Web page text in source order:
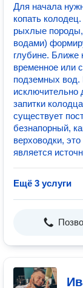
Для начала
копать
рыхлые
водами)
глубине. Ближе
временное или
подземных вод.
исключительно
запитки
существует
безнапорный,
верховодки,
является
Ещё 3 услуги